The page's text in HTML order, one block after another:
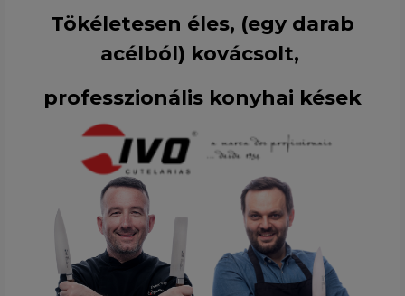
Tökéletesen éles, (egy darab
acélból) kovácsolt,
professzionális konyhai kések